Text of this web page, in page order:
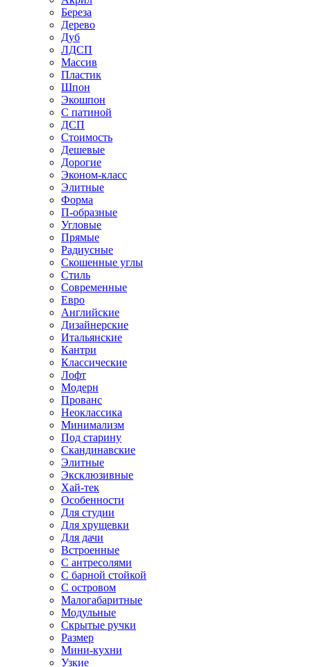
Береза
Дерево
Дуб
ЛДСП
Массив
Пластик
Шпон
Экошпон
С патиной
ДСП
Стоимость
Дешевые
Дорогие
Эконом-класс
Элитные
Форма
П-образные
Угловые
Прямые
Радиусные
Скошенные углы
Стиль
Современные
Евро
Английские
Дизайнерские
Итальянские
Кантри
Классические
Лофт
Модерн
Прованс
Неоклассика
Минимализм
Под старину
Скандинавские
Элитные
Эксклюзивные
Хай-тек
Особенности
Для студии
Для хрущевки
Для дачи
Встроенные
С антресолями
С барной стойкой
С островом
Малогабаритные
Модульные
Скрытые ручки
Размер
Мини-кухни
Узкие